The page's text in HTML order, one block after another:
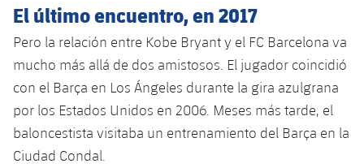
Jugadors
Fotos
Palmarés
Historia
Clasificaciones
Infantil
Alevín
Actualidad
Calendario
Entradas
Resultados
plusicon
más
Actualidad
Calendario
Resultados
plusicon
más
Actualidad
Barça C
Campus Verano
El último encuentro, en 2017
Pero la relación entre Kobe Bryant y el FC Barcelona va
mucho más allá de dos amistosos. El jugador coincidió
con el Barça en Los Ángeles durante la gira azulgrana
por los Estados Unidos en 2006. Meses más tarde, el
baloncestista visitaba un entrenamiento del Barça en la
Ciudad Condal.